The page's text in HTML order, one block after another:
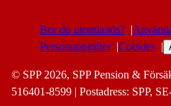
Bor du utomlands?
Personuppgifter
Cookies
© SPP 2026, SPP Pension &
516401-8599 | Postadress: SPP,